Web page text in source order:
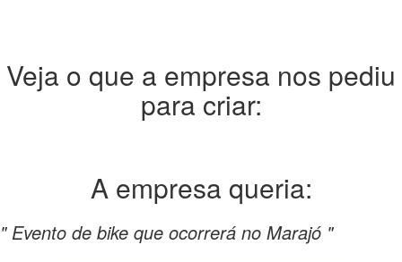
Veja o que a empresa nos pediu
para criar:
A empresa queria:
" Evento de bike que ocorrerá no Marajó "